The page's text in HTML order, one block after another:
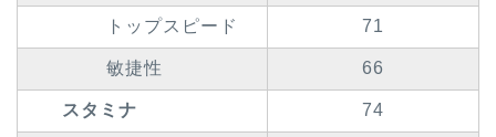
トップスピード 71
敏捷性 66
スタミナ 74